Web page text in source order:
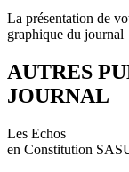
La présentation de
graphique du journal
AUTRES
JOURNAL
Les Echos
en Constitution